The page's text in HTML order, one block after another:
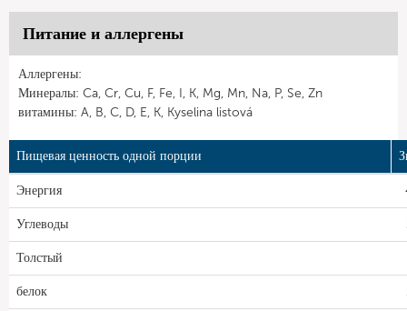
Питание и аллергены
Аллергены:
Минералы: Ca, Cr, Cu, F, Fe, I, K, Mg, Mn, Na, P, Se, Zn
витамины: A, B, C, D, E, K, Kyselina listová
Пищевая ценность одной порции
Энергия
Углеводы
Толстый
белок